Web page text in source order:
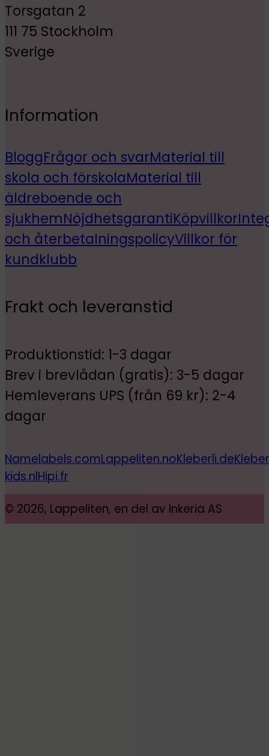
Torsgatan 2
111 75 Stockholm
Sverige
Information
BloggFrågor och svarMaterial till
skola och förskolaMaterial till
äldreboende och
sjukhemNöjdhetsgarantiKöpvillkor
och återbetalningspolicyVillkor för
kundklubb
Frakt och leveranstid
Produktionstid: 1-3 dagar
Brev i brevlådan (gratis): 3-5 dagar
Hemleverans UPS (från 69 kr): 2-4
dagar
Namelabels.comLappeliten.noKleberli.de
kids.nlHipi.fr
© 2026, Lappeliten, en del av Inkeria AS